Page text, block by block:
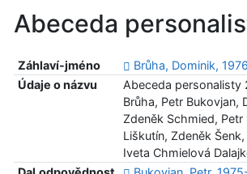
Abeceda
Záhlaví-jméno Brůha, Dominik,
Údaje o názvu
Abeceda personalisty
Brůha, Petr Bukovjan,
Zdeněk Schmied, Petr
Liškutín, Zdeněk
Iveta Chmielová